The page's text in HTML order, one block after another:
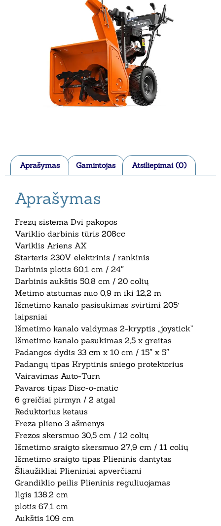
Aprašymas Gamintojas Atsiliepimai (0)
Aprašymas
Frezų sistema Dvi pakopos
Variklio darbinis tūris 208cc
Variklis Ariens AX
Starteris 230V elektrinis / rankinis
Darbinis plotis 60,1 cm / 24″
Darbinis aukštis 50,8 cm / 20 colių
Metimo atstumas nuo 0,9 m iki 12,2 m
Išmetimo kanalo pasisukimas svirtimi 205°
laipsniai
Išmetimo kanalo valdymas 2-kryptis „joystick”
Išmetimo kanalo pasukimas 2,5 x greitas
Padangos dydis 33 cm x 10 cm / 15″ x 5″
Padangų tipas Kryptinis sniego protektorius
Vairavimas Auto-Turn
Pavaros tipas Disc-o-matic
6 greičiai pirmyn / 2 atgal
Reduktorius ketaus
Freza plieno 3 ašmenys
Frezos skersmuo 30,5 cm / 12 colių
Išmetimo sraigto skersmuo 27,9 cm / 11 colių
Išmetimo sraigto tipas Plieninis dantytas
Šliaužikliai Plieniniai apverčiami
Grandiklio peilis Plieninis reguliuojamas
Ilgis 138,2 cm
plotis 67,1 cm
Aukštis 109 cm